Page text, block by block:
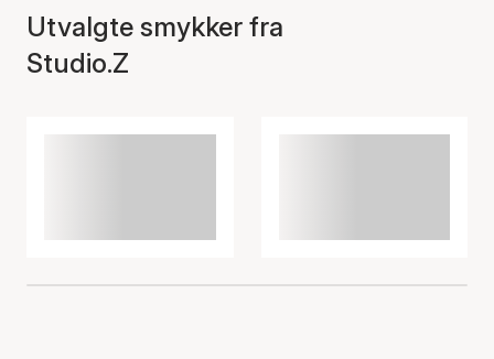
Utvalgte smykker fra
Studio.Z